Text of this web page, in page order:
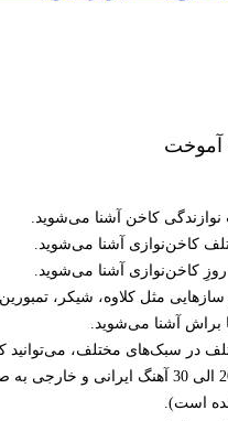
آموخت
کاخن آشنا می‌شوید.
کاخن‌نوازی آشنا می‌شوید.
روزِ کاخن‌نوازی آشنا می‌شوید.
سازهایی مثل کلاوه، شیکر،
براش آشنا می‌شوید.
در سبک‌های مختلف، می‌توانید
نمونه با حدود 20 الی 30 آهنگ
است).